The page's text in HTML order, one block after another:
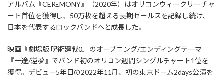
アルバム『CEREMONY』（2020年）はオリコンウィークリーチャ
ート首位を獲得し、50万枚を超える長期セールスを記録し続け、
日本を代表するロックバンドへと成長した。
映画『劇場版 呪術廻戦0』のオープニング/エンディングテーマ
『一途/逆夢』でバンド初のオリコン週間シングルチャート1位を
獲得。デビュー5年目の2022年11月、初の東京ドーム2days公演を